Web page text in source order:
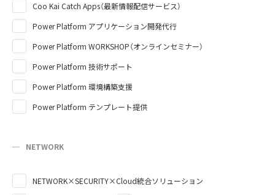
Coo Kai Catch Apps（最新情報配信サービス）
Power Platform アプリケーション開発代行
Power Platform WORKSHOP（オンラインセミナー）
Power Platform 技術サポート
Power Platform 環境構築支援
Power Platform テンプレート提供
NETWORK
NETWORK×SECURITY×Cloud統合ソリューション